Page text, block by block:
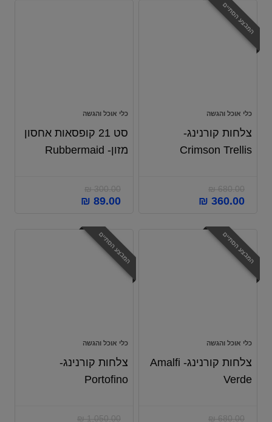
המבצע הסתיים
כלי אוכל והגשה
צלחות קורנינג-
Crimson Trellis
₪680.00
₪ 360.00
כלי אוכל והגשה
סט 21 קופסאות אחסון
מזון- Rubbermaid
₪300.00
₪ 89.00
המבצע הסתיים
כלי אוכל והגשה
צלחות קורנינג- Amalfi
Verde
₪680.00
המבצע הסתיים
כלי אוכל והגשה
צלחות קורנינג-
Portofino
₪1,050.00